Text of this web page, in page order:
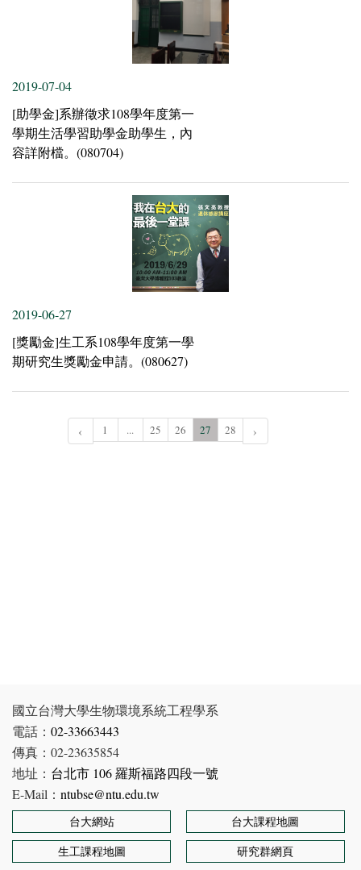
2019-07-04
[助學金]系辦徵求108學年度第一
學期生活學習助學金助學生，內
容詳附檔。(080704)
2019-06-27
[獎勵金]生工系108學年度第一學
期研究生獎勵金申請。(080627)
‹ 1 ... 25 26 27 28 ›
國立台灣大學生物環境系統工程學系
電話： 02-33663443
傳真：02-23635854
地址： 台北市 106 羅斯福路四段一號
E-Mail： ntubse@ntu.edu.tw
台大網站
台大課程地圖
生工課程地圖
研究群網頁